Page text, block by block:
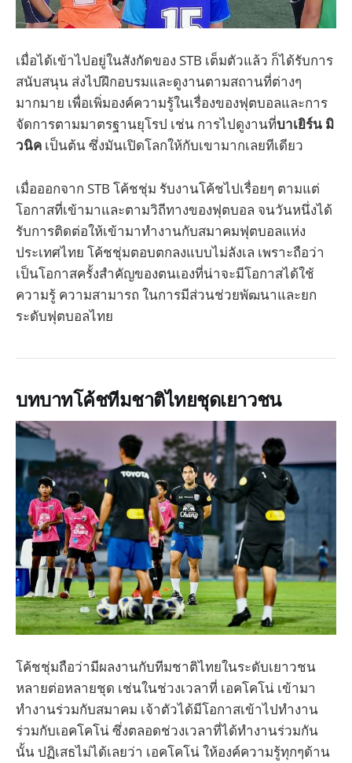
เมื่อได้เข้าไปอยู่ในสังกัดของ STB เต็มตัวแล้ว ก็ได้รับการ
สนับสนุน ส่งไปฝึกอบรมและดูงานตามสถานที่ต่างๆ
มากมาย เพื่อเพิ่มองค์ความรู้ในเรื่องของฟุตบอลและการ
จัดการตามมาตรฐานยุโรป เช่น การไปดูงานที่บาเยิร์น มิ
วนิค เป็นต้น ซึ่งมันเปิดโลกให้กับเขามากเลยทีเดียว
เมื่อออกจาก STB โค้ชชุ่ม รับงานโค้ชไปเรื่อยๆ ตามแต่
โอกาสที่เข้ามาและตามวิถีทางของฟุตบอล จนวันหนึ่งได้
รับการติดต่อให้เข้ามาทำงานกับสมาคมฟุตบอลแห่ง
ประเทศไทย โค้ชชุ่มตอบตกลงแบบไม่ลังเล เพราะถือว่า
เป็นโอกาสครั้งสำคัญของตนเองที่น่าจะมีโอกาสได้ใช้
ความรู้ ความสามารถ ในการมีส่วนช่วยพัฒนาและยก
ระดับฟุตบอลไทย
บทบาทโค้ชทีมชาติไทยชุดเยาวชน
โค้ชชุ่มถือว่ามีผลงานกับทีมชาติไทยในระดับเยาวชน
หลายต่อหลายชุด เช่นในช่วงเวลาที่ เอคโคโน่ เข้ามา
ทำงานร่วมกับสมาคม เจ้าตัวได้มีโอกาสเข้าไปทำงาน
ร่วมกับเอคโคโน่ ซึ่งตลอดช่วงเวลาที่ได้ทำงานร่วมกัน
นั้น ปฏิเสธไม่ได้เลยว่า เอคโคโน่ ให้องค์ความรู้ทุกๆด้าน